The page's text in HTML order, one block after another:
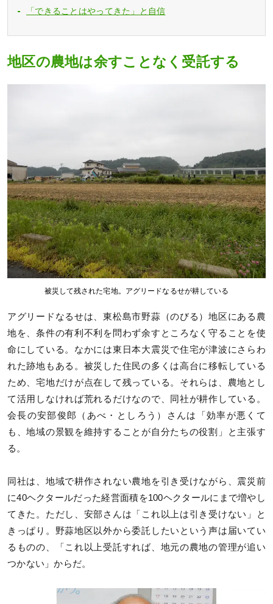
「できることはやってきた」と自信
地区の農地は余すことなく受託する
被災して残された宅地。アグリードなるせが耕している
アグリードなるせは、東松島市野蒜（のびる）地区にある農
地を、条件の有利不利を問わず余すところなく守ることを使
命にしている。なかには東日本大震災で住宅が津波にさらわ
れた跡地もある。被災した住民の多くは高台に移転している
ため、宅地だけが点在して残っている。それらは、農地とし
て活用しなければ荒れるだけなので、同社が耕作している。
会長の安部俊郎（あべ・としろう）さんは「効率が悪くて
も、地域の景観を維持することが自分たちの役割」と主張す
る。
同社は、地域で耕作されない農地を引き受けながら、震災前
に40ヘクタールだった経営面積を100ヘクタールにまで増やし
てきた。ただし、安部さんは「これ以上は引き受けない」と
きっぱり。野蒜地区以外から委託したいという声は届いてい
るものの、「これ以上受託すれば、地元の農地の管理が追い
つかない」からだ。